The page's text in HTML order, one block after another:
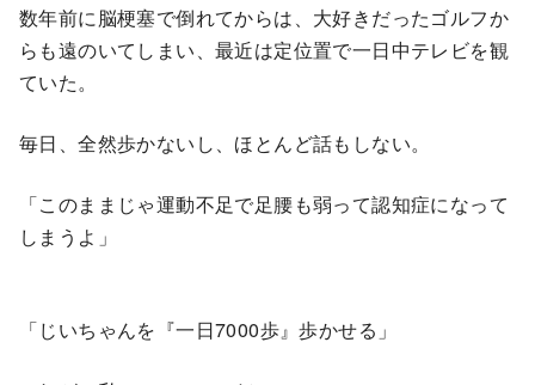
数年前に脳梗塞で倒れてからは、大好きだったゴルフか
らも遠のいてしまい、最近は定位置で一日中テレビを観
ていた。
毎日、全然歩かないし、ほとんど話もしない。
「このままじゃ運動不足で足腰も弱って認知症になって
しまうよ」
「じいちゃんを『一日7000歩』歩かせる」